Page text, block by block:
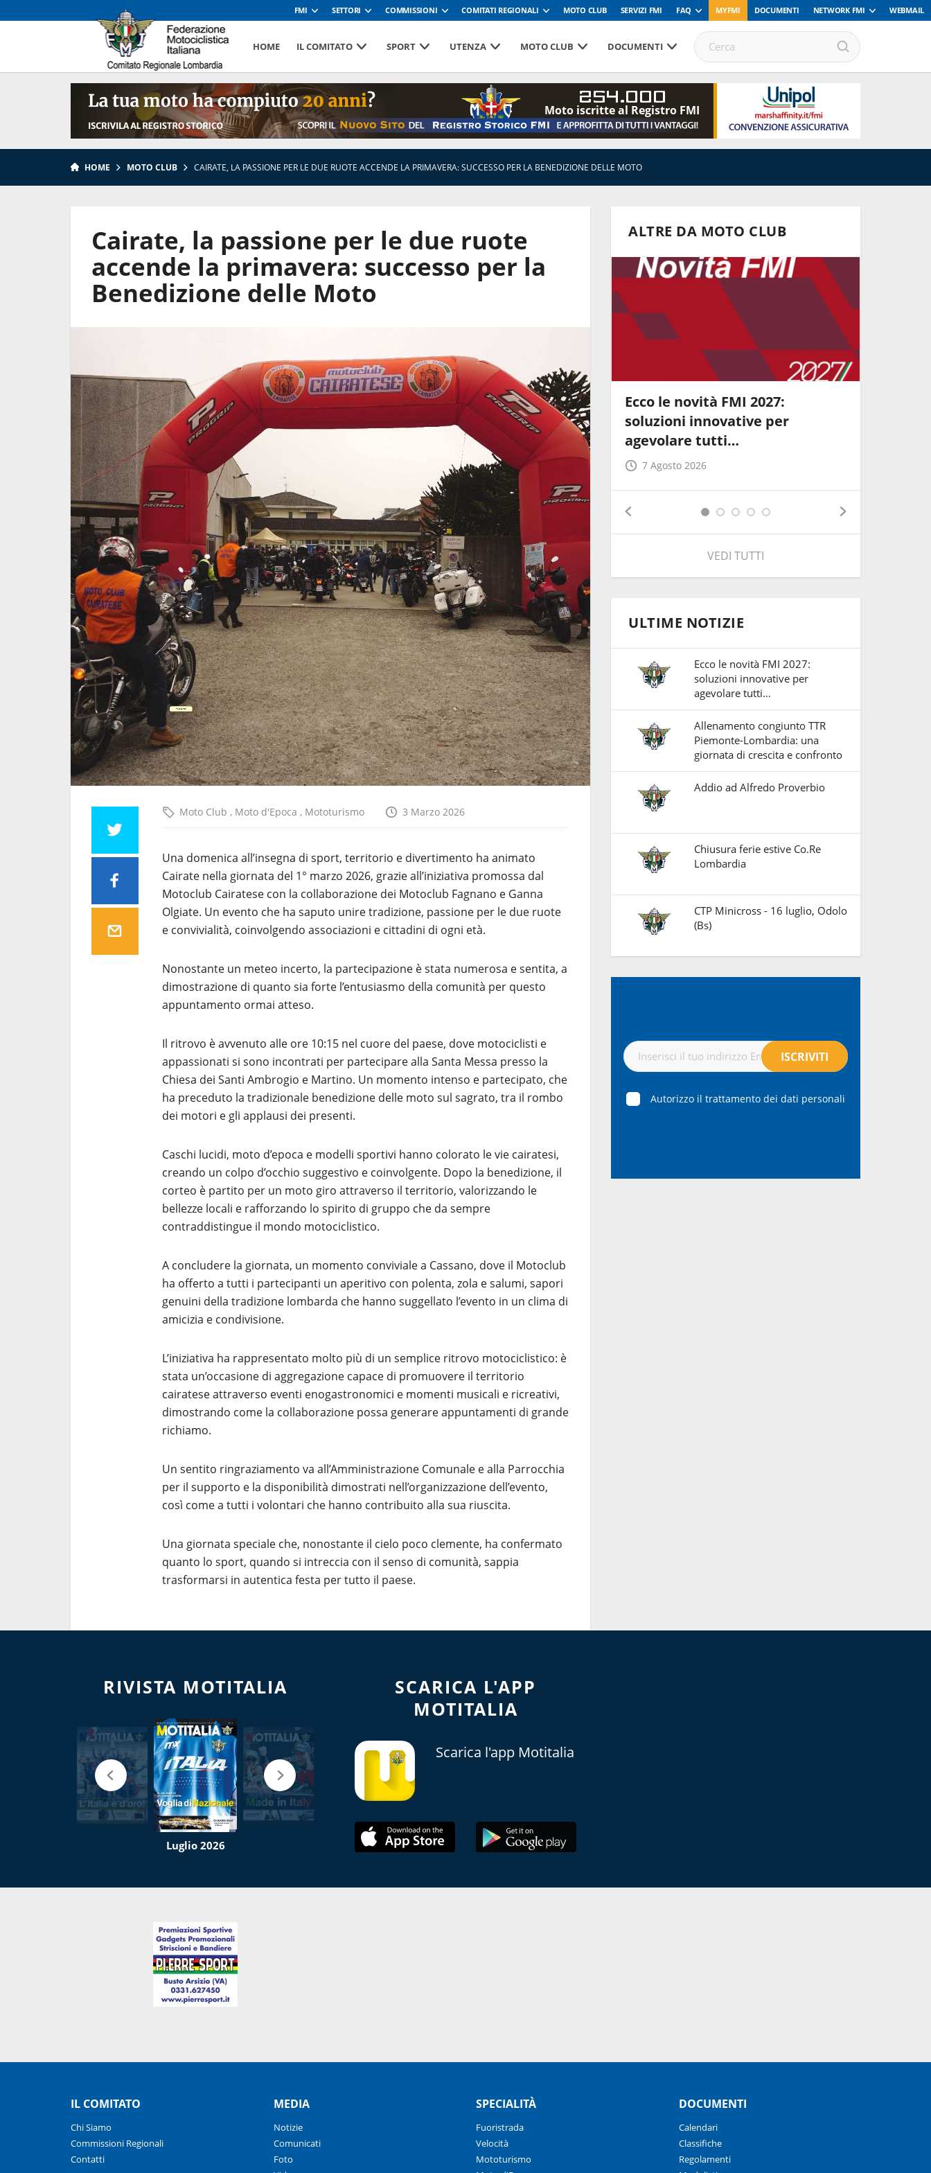
FMI SETTORI COMMISSIONI COMITATI REGIONALI MOTO CLUB SERVIZI FMI FAQ MYFMI DOCUMENTI NETWORK FMI WEBMAIL
HOME IL COMITATO SPORT UTENZA MOTO CLUB DOCUMENTI
254.000
Moto iscritte al Registro FMI
HOME MOTO CLUB »
CAIRATE, LA PASSIONE PER LE DUE RUOTE ACCENDE LA PRIMAVERA: SUCCESSO PER LA BENEDIZIONE DELLE MOTO
Cairate, la passione per le due ruote
accende la primavera: successo per la
Benedizione delle Moto
Moto Club , Moto d'Epoca , Mototurismo 3 Marzo 2026
Una domenica all’insegna di sport, territorio e divertimento ha animato
Cairate nella giornata del 1° marzo 2026, grazie all’iniziativa promossa dal
Motoclub Cairatese con la collaborazione dei Motoclub Fagnano e Ganna
Olgiate. Un evento che ha saputo unire tradizione, passione per le due ruote
e convivialità, coinvolgendo associazioni e cittadini di ogni età.
Nonostante un meteo incerto, la partecipazione è stata numerosa e sentita, a
dimostrazione di quanto sia forte l’entusiasmo della comunità per questo
appuntamento ormai atteso.
Il ritrovo è avvenuto alle ore 10:15 nel cuore del paese, dove motociclisti e
appassionati si sono incontrati per partecipare alla Santa Messa presso la
Chiesa dei Santi Ambrogio e Martino. Un momento intenso e partecipato, che
ha preceduto la tradizionale benedizione delle moto sul sagrato, tra il rombo
dei motori e gli applausi dei presenti.
Caschi lucidi, moto d’epoca e modelli sportivi hanno colorato le vie cairatesi,
creando un colpo d’occhio suggestivo e coinvolgente. Dopo la benedizione, il
corteo è partito per un moto giro attraverso il territorio, valorizzando le
bellezze locali e rafforzando lo spirito di gruppo che da sempre
contraddistingue il mondo motociclistico.
A concludere la giornata, un momento conviviale a Cassano, dove il Motoclub
ha offerto a tutti i partecipanti un aperitivo con polenta, zola e salumi, sapori
genuini della tradizione lombarda che hanno suggellato l’evento in un clima di
amicizia e condivisione.
L’iniziativa ha rappresentato molto più di un semplice ritrovo motociclistico: è
stata un’occasione di aggregazione capace di promuovere il territorio
cairatese attraverso eventi enogastronomici e momenti musicali e ricreativi,
dimostrando come la collaborazione possa generare appuntamenti di grande
richiamo.
Un sentito ringraziamento va all’Amministrazione Comunale e alla Parrocchia
per il supporto e la disponibilità dimostrati nell’organizzazione dell’evento,
così come a tutti i volontari che hanno contribuito alla sua riuscita.
Una giornata speciale che, nonostante il cielo poco clemente, ha confermato
quanto lo sport, quando si intreccia con il senso di comunità, sappia
trasformarsi in autentica festa per tutto il paese.
ALTRE DA MOTO CLUB
Chiusura ferie estive Co.Re
Lombardia
17 Luglio 2026
CTP Minicross - 16 luglio, Odolo
13 Luglio 2026
Ecco le novità FMI 2027:
soluzioni innovative per
agevolare tutti…
7 Agosto 2026
VEDI TUTTI
ULTIME NOTIZIE
Ecco le novità FMI 2027:
soluzioni innovative per
agevolare tutti…
Allenamento congiunto TTR
Piemonte-Lombardia: una
giornata di crescita e confronto
Addio ad Alfredo Proverbio
Chiusura ferie estive Co.Re
Lombardia
CTP Minicross - 16 luglio, Odolo
(Bs)
Autorizzo il trattamento dei dati personali
RIVISTA MOTITALIA
Luglio 2026
SCARICA L'APP
MOTITALIA
Scarica l'app Motitalia
IL COMITATO
Chi Siamo
Commissioni Regionali
Contatti
MEDIA
Notizie
Comunicati
Foto
SPECIALITÀ
Fuoristrada
Velocità
Mototurismo
DOCUMENTI
Calendari
Classifiche
Regolamenti